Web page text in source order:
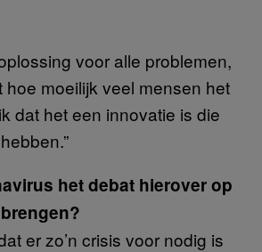
voor alle problemen,
hoe moeilijk veel mensen het
dat het een innovatie is die
het debat hierover op
er zo’n crisis voor nodig is